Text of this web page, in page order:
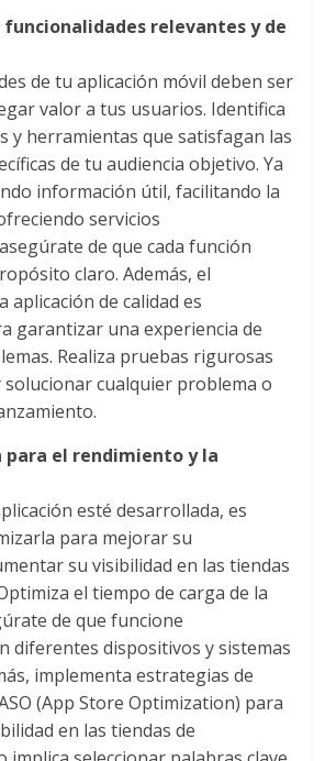
funcionalidades relevantes y de
de tu aplicación móvil deben ser
valor a tus usuarios. Identifica
y herramientas que satisfagan las
de tu audiencia objetivo. Ya
información útil, facilitando la
servicios
de que cada función
claro. Además, el
aplicación de calidad es
garantizar una experiencia de
Realiza pruebas rigurosas
cualquier problema o
para el rendimiento y la
esté desarrollada, es
para mejorar su
su visibilidad en las tiendas
el tiempo de carga de la
de que funcione
diferentes dispositivos y sistemas
implementa estrategias de
(App Store Optimization) para
en las tiendas de